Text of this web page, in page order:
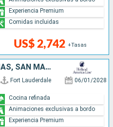
US$ 2,742 +Tasas
Experiencia Premium
Comidas incluidas
ESTADOS UNIDOS, BAHAMAS, SAN MARTÍN, TRINIDAD Y TOBAGO, BRASIL, FRANCIA, BARBADOS, DOMINICA, ANTIGUA Y BARBUDA, PUERTO RICO
Fort Lauderdale 06/01/2028
Cocina refinada
Animaciones exclusivas a bordo
Experiencia Premium